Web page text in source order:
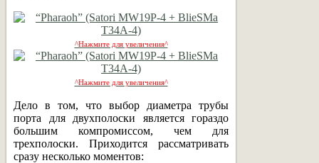
^Нажмите для увеличения^
^Нажмите для увеличения^
Дело в том, что выбор диаметра трубы
порта для двухполоски является гораздо
большим компромиссом, чем для
трехполоски. Приходится рассматривать
сразу несколько моментов: